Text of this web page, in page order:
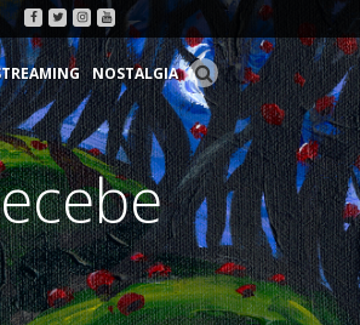
Facebook
Twitter
Instagram
Youtube
NOSTALGIA